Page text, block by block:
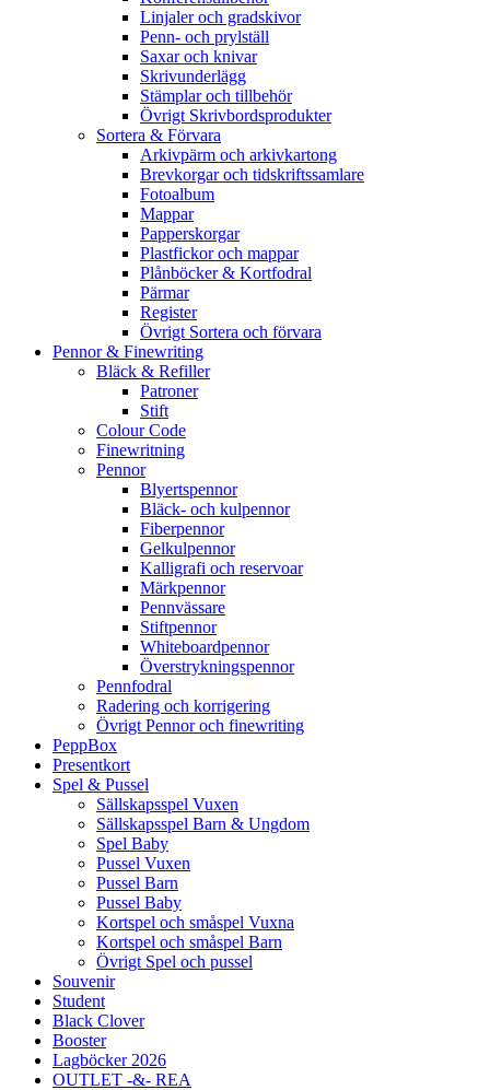
Linjaler och gradskivor
Penn- och prylställ
Saxar och knivar
Skrivunderlägg
Stämplar och tillbehör
Övrigt Skrivbordsprodukter
Sortera & Förvara
Arkivpärm och arkivkartong
Brevkorgar och tidskriftssamlare
Fotoalbum
Mappar
Papperskorgar
Plastfickor och mappar
Plånböcker & Kortfodral
Pärmar
Register
Övrigt Sortera och förvara
Pennor & Finewriting
Bläck & Refiller
Patroner
Stift
Colour Code
Finewritning
Pennor
Blyertspennor
Bläck- och kulpennor
Fiberpennor
Gelkulpennor
Kalligrafi och reservoar
Märkpennor
Pennvässare
Stiftpennor
Whiteboardpennor
Överstrykningspennor
Pennfodral
Radering och korrigering
Övrigt Pennor och finewriting
PeppBox
Presentkort
Spel & Pussel
Sällskapsspel Vuxen
Sällskapsspel Barn & Ungdom
Spel Baby
Pussel Vuxen
Pussel Barn
Pussel Baby
Kortspel och småspel Vuxna
Kortspel och småspel Barn
Övrigt Spel och pussel
Souvenir
Student
Black Clover
Booster
Lagböcker 2026
OUTLET -&- REA